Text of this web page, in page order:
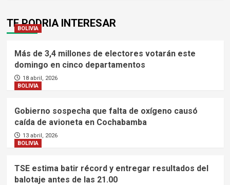
TE PODRIA INTERESAR
BOLIVIA
Más de 3,4 millones de electores votarán este
domingo en cinco departamentos
18 abril, 2026
BOLIVIA
Gobierno sospecha que falta de oxígeno causó
caída de avioneta en Cochabamba
13 abril, 2026
BOLIVIA
TSE estima batir récord y entregar resultados del
balotaje antes de las 21.00